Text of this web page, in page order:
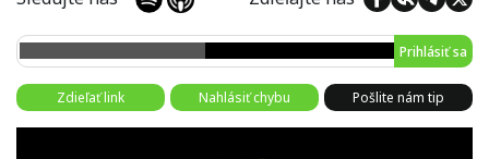
Prihlásiť sa
Zdieľať link Nahlásiť chybu Pošlite nám tip